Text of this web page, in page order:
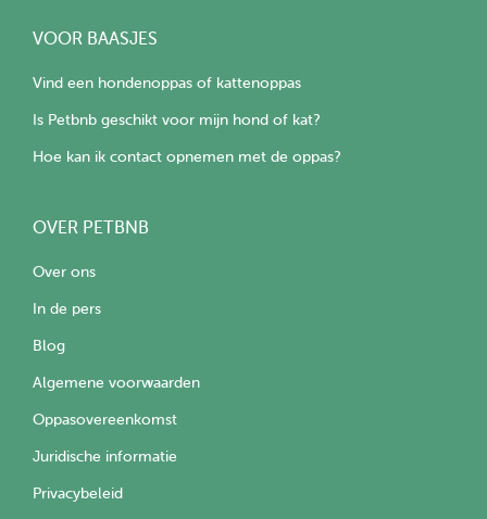
VOOR BAASJES
Vind een hondenoppas of kattenoppas
Is Petbnb geschikt voor mijn hond of kat?
Hoe kan ik contact opnemen met de oppas?
OVER PETBNB
Over ons
In de pers
Blog
Algemene voorwaarden
Oppasovereenkomst
Juridische informatie
Privacybeleid